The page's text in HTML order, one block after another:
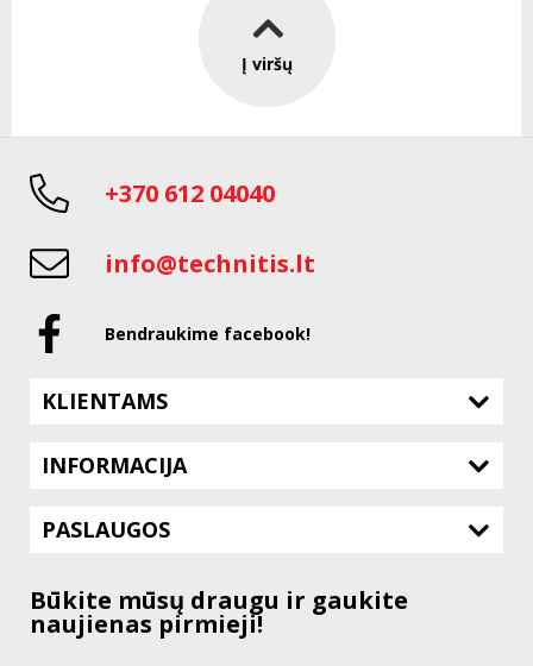
Į viršų
+370 612 04040
info@technitis.lt
Bendraukime facebook!
KLIENTAMS
INFORMACIJA
PASLAUGOS
Būkite mūsų draugu ir gaukite
naujienas pirmieji!